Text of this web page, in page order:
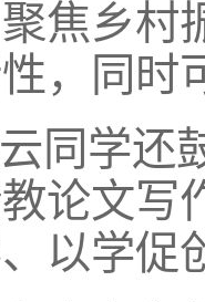
焦乡村
，同时
同学还
论文写
以学促